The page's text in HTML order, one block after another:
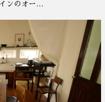
ンのオー…